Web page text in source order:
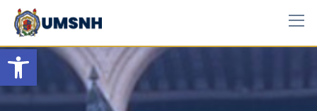
Open toolbar
Skip
content